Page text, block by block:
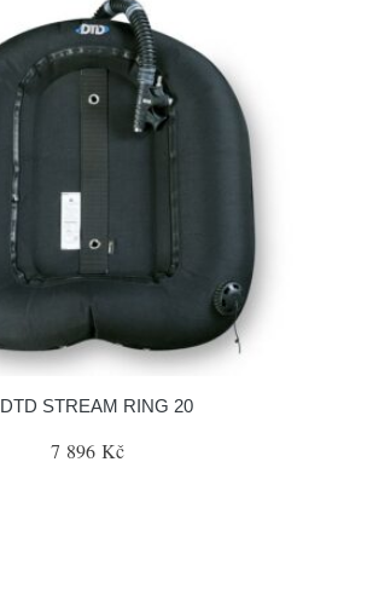
DTD STREAM RING 20
7 896 Kč